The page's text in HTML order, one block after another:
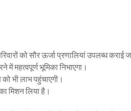
को सौर ऊर्जा प्रणालियां उपलब्ध कराई
में महत्वपूर्ण भूमिका निभाएगा।
भी लाभ पहुंचाएगी।
मिशन लिया है।